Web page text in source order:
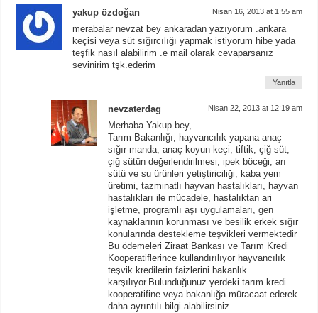
yakup özdoğan Nisan 16, 2013 at 1:55 am
merabalar nevzat bey ankaradan yazıyorum .ankara
keçisi veya süt sığırcılığı yapmak istiyorum hibe yada
teşfik nasıl alabilirim .e mail olarak cevaparsanız
sevinirim tşk.ederim
Yanıtla
nevzaterdag Nisan 22, 2013 at 12:19 am
Merhaba Yakup bey,
Tarım Bakanlığı, hayvancılık yapana anaç
sığır-manda, anaç koyun-keçi, tiftik, çiğ süt,
çiğ sütün değerlendirilmesi, ipek böceği, arı
sütü ve su ürünleri yetiştiriciliği, kaba yem
üretimi, tazminatlı hayvan hastalıkları, hayvan
hastalıkları ile mücadele, hastalıktan ari
işletme, programlı aşı uygulamaları, gen
kaynaklarının korunması ve besilik erkek sığır
konularında destekleme teşvikleri vermektedir
Bu ödemeleri Ziraat Bankası ve Tarım Kredi
Kooperatiflerince kullandırılıyor hayvancılık
teşvik kredilerin faizlerini bakanlık
karşılıyor.Bulunduğunuz yerdeki tarım kredi
kooperatifine veya bakanlığa müracaat ederek
daha ayrıntılı bilgi alabilirsiniz.